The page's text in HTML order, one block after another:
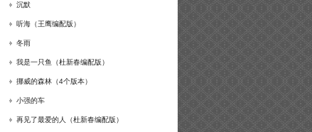
沉默
听海（王鹰编配版）
冬雨
我是一只鱼（杜新春编配版）
挪威的森林（4个版本）
小强的车
再见了最爱的人（杜新春编配版）